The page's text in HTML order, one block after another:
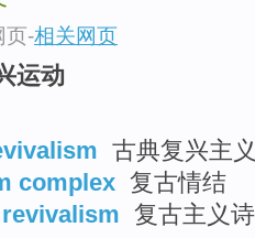
页-相关网页
运动
古典复兴主
complex 复古情结
复古主义